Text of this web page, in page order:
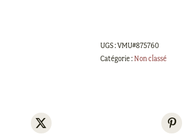
de
Cadre
UGS :VMU#875760
Catégorie : Non classé